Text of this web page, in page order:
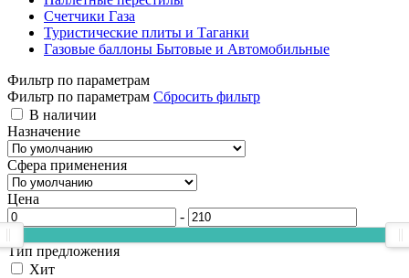
Счетчики Газа
Туристические плиты и Таганки
Газовые баллоны Бытовые и Автомобильные
Фильтр по параметрам
Фильтр по параметрам Сбросить фильтр
В наличии
Назначение
Сфера применения
Цена
-
Тип предложения
Хит